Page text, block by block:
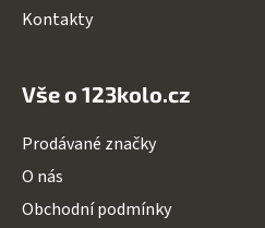
Kontakty
Vše o 123kolo.cz
Prodávané značky
O nás
Obchodní podmínky